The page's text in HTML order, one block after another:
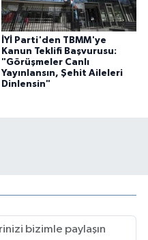
İYİ Parti'den TBMM'ye
Kanun Teklifi Başvurusu:
"Görüşmeler Canlı
Yayınlansın, Şehit Aileleri
Dinlensin"